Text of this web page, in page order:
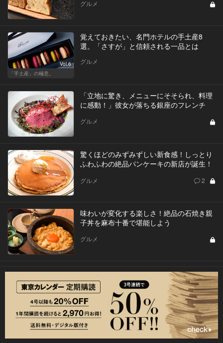
グルメ
Vol.6
「手土産」の極意。
覚えておきたい、名門ホテルの手土産8
選。「さすが」と信頼される一品とは
グルメ
「立地に驚き、メニューにそそられ、料理
に感動！」彼女が落ちる銀座のフレンチ
グルメ
驚くほどのみずみずしい新食感！しっとり
ふわふわの絶品パンケーキの新店が誕生！
グルメ 2
味わいが変化する楽しさ！絶品の石焼き親
子丼を麻布十番で堪能しよう
グルメ